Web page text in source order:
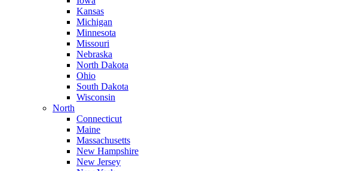
Kansas
Michigan
Minnesota
Missouri
Nebraska
North Dakota
Ohio
South Dakota
Wisconsin
North
Connecticut
Maine
Massachusetts
New Hampshire
New Jersey